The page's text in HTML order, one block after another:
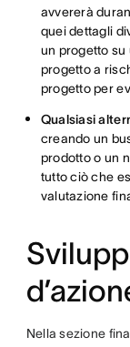
avvererà
quei dettagli
un progetto su
progetto a
progetto per
Qualsiasi
creando un
prodotto o un
tutto ciò che
valutazione
Nella sezione